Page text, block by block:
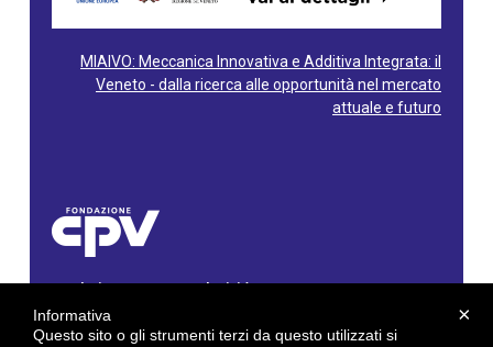
MIAIVO: Meccanica Innovativa e Additiva Integrata: il
Veneto - dalla ricerca alle opportunità nel mercato
attuale e futuro
Fondazione Centro Produttività Veneto
Via Gioacchino Rossini, 60 - 36100 Vicenza - Italy
Tel. 0444/960500 - Fax 0444/1932220
×
Informativa
Questo sito o gli strumenti terzi da questo utilizzati si